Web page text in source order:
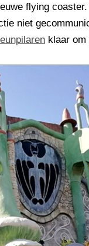
flying
niet
klaar om